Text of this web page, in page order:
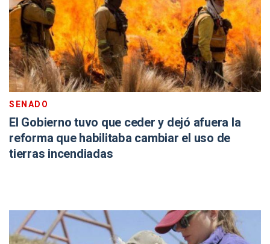
SENADO
El Gobierno tuvo que ceder y dejó afuera la
reforma que habilitaba cambiar el uso de
tierras incendiadas